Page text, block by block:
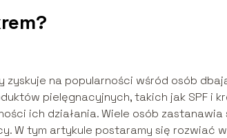
na popularności wśród osób
pielęgnacyjnych, takich jak SPF i
ich działania. Wiele osób zastanawia
W tym artykule postaramy się rozwiać